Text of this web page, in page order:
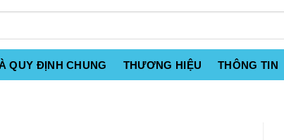
QUY ĐỊNH CHUNG THƯƠNG HIỆU THÔNG TIN